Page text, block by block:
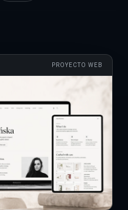
PROYECTO WEB